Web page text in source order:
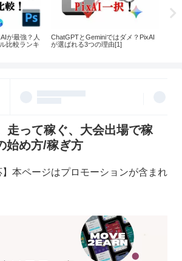
が最強？人
比較ランキ
ChatGPTとGeminiではダメ？PixAI
が選ばれる3つの理由[1]
走って稼ぐ、大会出場で稼
始め方/稼ぎ方
】本ページはプロモーションが含まれ